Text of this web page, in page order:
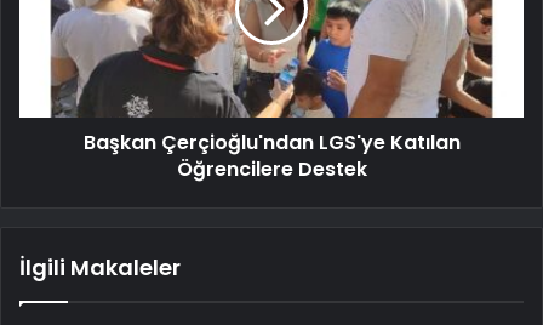
Başkan Çerçioğlu'ndan LGS'ye Katılan
Öğrencilere Destek
İlgili Makaleler